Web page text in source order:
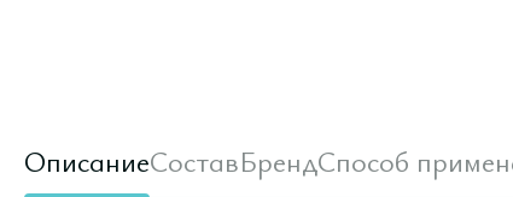
ОписаниеСоставБрендСпособ